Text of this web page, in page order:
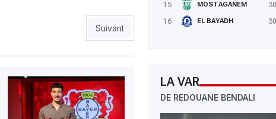
15
MOSTAGANEM 30
16
EL BAYADH 30
LA VAR
DE REDOUANE BENDALI
Article suivant : Bennacer: «Prêts à
Suivant